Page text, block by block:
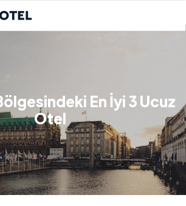
En İyi 3 Ucuz
Otel